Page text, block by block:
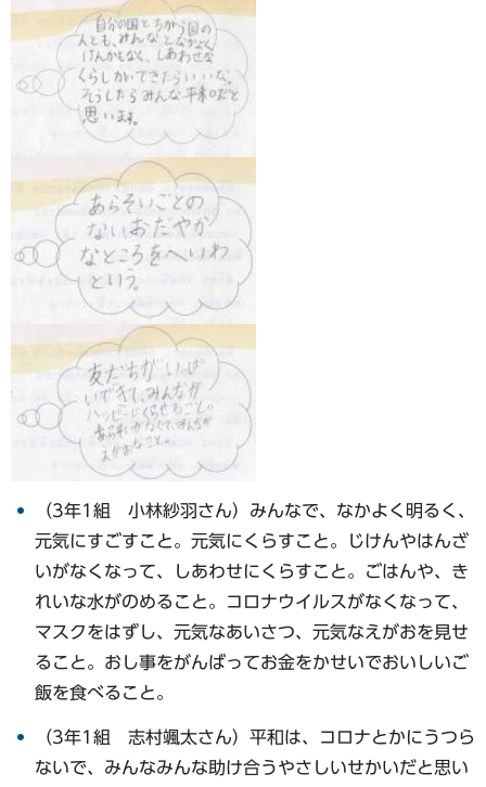
（3年1組 小林紗羽さん）みんなで、なかよく明るく、
元気にすごすこと。元気にくらすこと。じけんやはんざ
いがなくなって、しあわせにくらすこと。ごはんや、き
れいな水がのめること。コロナウイルスがなくなって、
マスクをはずし、元気なあいさつ、元気なえがおを見せ
ること。おし事をがんばってお金をかせいでおいしいご
飯を食べること。
（3年1組 志村颯太さん）平和は、コロナとかにうつら
ないで、みんなみんな助け合うやさしいせかいだと思い